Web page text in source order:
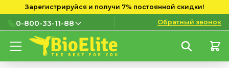
Зарегистрируйся и получи 7% постоянной скидки!
0-800-33-11-88
0-800-33-11-88
Обратный звонок